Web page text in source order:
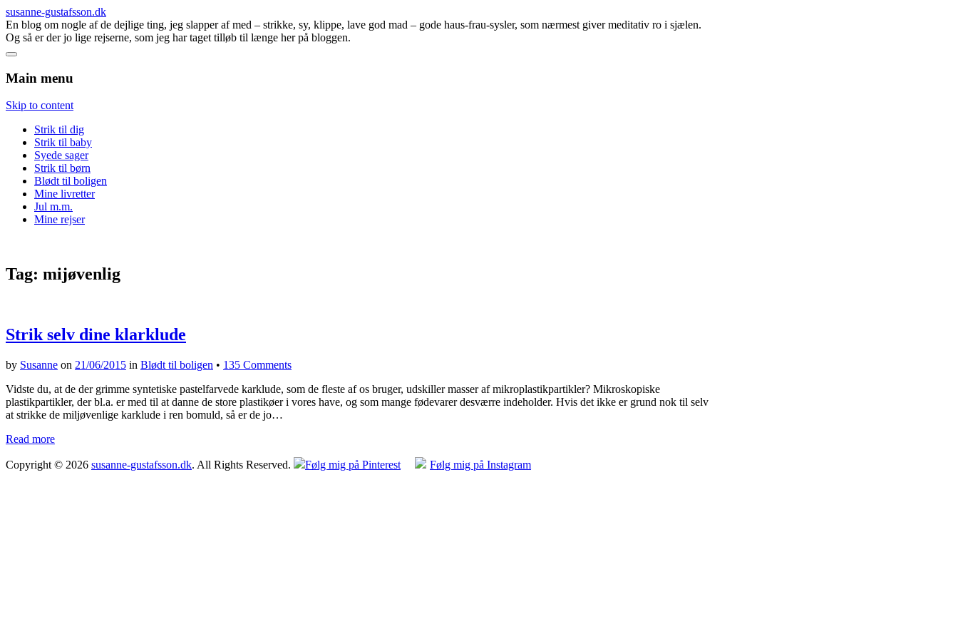
susanne-gustafsson.dk
En blog om nogle af de dejlige ting, jeg slapper af med – strikke, sy, klippe, lave god mad – gode haus-frau-sysler, som nærmest giver meditativ ro i sjælen.
Og så er der jo lige rejserne, som jeg har taget tilløb til længe her på bloggen.
Main menu
Skip to content
Strik til dig
Strik til baby
Syede sager
Strik til børn
Blødt til boligen
Mine livretter
Jul m.m.
Mine rejser
Tag: mijøvenlig
Strik selv dine klarklude
by Susanne on 21/06/2015 in Blødt til boligen • 135 Comments
Vidste du, at de der grimme syntetiske pastelfarvede karklude, som de fleste af os bruger, udskiller masser af mikroplastikpartikler? Mikroskopiske
plastikpartikler, der bl.a. er med til at danne de store plastikøer i vores have, og som mange fødevarer desværre indeholder. Hvis det ikke er grund nok til selv
at strikke de miljøvenlige karklude i ren bomuld, så er de jo…
Read more
Copyright © 2026 susanne-gustafsson.dk. All Rights Reserved. Følg mig på Pinterest Følg mig på Instagram